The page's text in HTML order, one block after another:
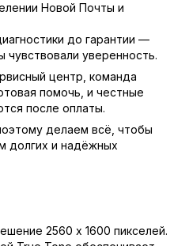
Новой Почты и
до гарантии —
уверенность.
центр, команда
помочь, и честные
после оплаты.
делаем всё, чтобы
долгих и надёжных
2560 x 1600 пикселей.